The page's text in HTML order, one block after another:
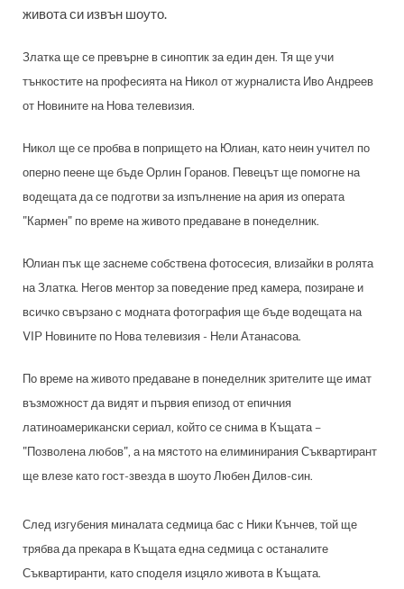
живота си извън шоуто.
Златка ще се превърне в синоптик за един ден. Тя ще учи
тънкостите на професията на Никол от журналиста Иво Андреев
от Новините на Нова телевизия.
Никол ще се пробва в попрището на Юлиан, като неин учител по
оперно пеене ще бъде Орлин Горанов. Певецът ще помогне на
водещата да се подготви за изпълнение на ария из операта
"Кармен" по време на живото предаване в понеделник.
Юлиан пък ще заснеме собствена фотосесия, влизайки в ролята
на Златка. Негов ментор за поведение пред камера, позиране и
всичко свързано с модната фотография ще бъде водещата на
VIP Новините по Нова телевизия - Нели Атанасова.
По време на живото предаване в понеделник зрителите ще имат
възможност да видят и първия епизод от епичния
латиноамерикански сериал, който се снима в Къщата –
"Позволена любов", а на мястото на елиминирания Съквартирант
ще влезе като гост-звезда в шоуто Любен Дилов-син.
След изгубения миналата седмица бас с Ники Кънчев, той ще
трябва да прекара в Къщата една седмица с останалите
Съквартиранти, като споделя изцяло живота в Къщата.